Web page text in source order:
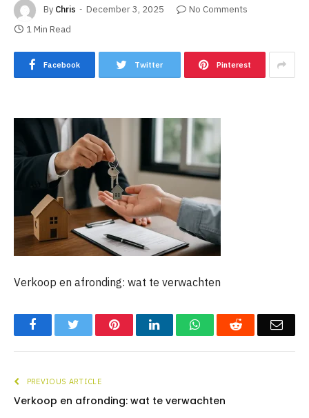
By Chris December 3, 2025
No Comments
1 Min Read
Facebook Twitter Pinterest
Verkoop en afronding: wat te verwachten
FacebookTwitter PinterestLinkedInWhatsAppReddit
PREVIOUS ARTICLE
Verkoop en afronding: wat te verwachten